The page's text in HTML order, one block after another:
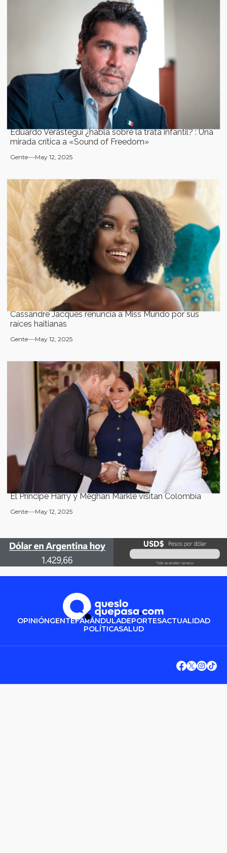
Eduardo Verástegui ¿habla sobre la trata infantil? : Una
mirada crítica a «Sound of Freedom»
Gente May 12, 2025
Cassandre Jacques renuncia a Miss Mundo por sus
raíces haitianas
Gente May 12, 2025
El Príncipe Harry y Meghan Markle visitan Colombia
Gente May 12, 2025
OPINIÓNGENTEFARÁNDULADEPORTESACTUALIDAD
POLÍTICASALUD